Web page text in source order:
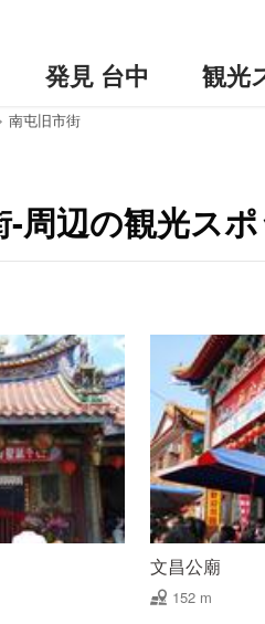
発見 台中 観光
南屯旧市街
周辺の観光スポ
文昌公廟
152 m